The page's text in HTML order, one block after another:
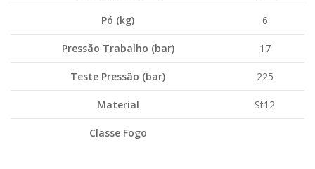
Pó (kg) 6
Pressão Trabalho (bar) 17
Teste Pressão (bar) 225
Material St12
Classe Fogo